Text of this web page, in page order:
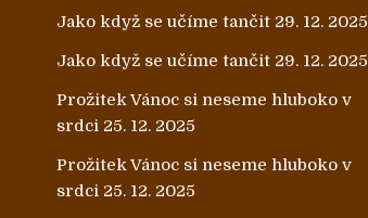
Jako když se učíme tančit 29. 12. 2025
Jako když se učíme tančit 29. 12. 2025
Prožitek Vánoc si neseme hluboko v
srdci 25. 12. 2025
Prožitek Vánoc si neseme hluboko v
srdci 25. 12. 2025